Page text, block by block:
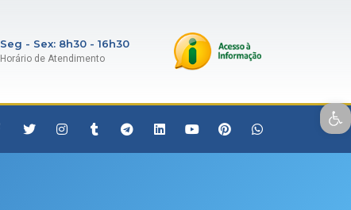
Open toolbar
Seg - Sex: 8h30 - 16h30
Horário de Atendimento